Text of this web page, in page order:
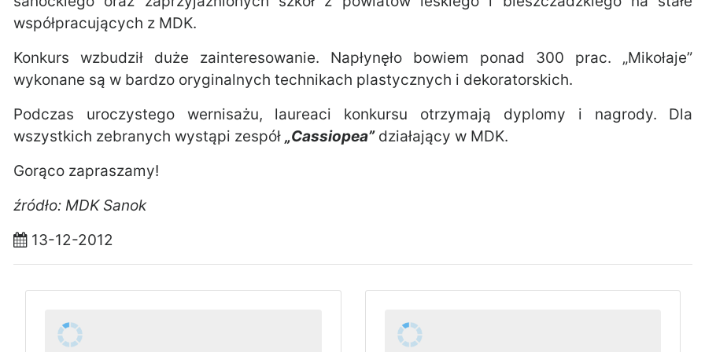
współpracujących z MDK.
Konkurs wzbudził duże zainteresowanie. Napłynęło bowiem ponad 300 prac. „Mikołaje”
wykonane są w bardzo oryginalnych technikach plastycznych i dekoratorskich.
Podczas uroczystego wernisażu, laureaci konkursu otrzymają dyplomy i nagrody. Dla
wszystkich zebranych wystąpi zespół „Cassiopea”działający w MDK.
Gorąco zapraszamy!
źródło: MDK Sanok
13-12-2012